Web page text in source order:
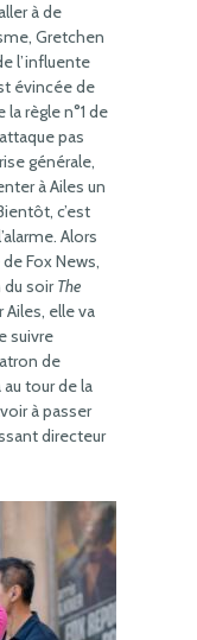
à de
Gretchen
l’influente
évincée de
la règle n°1 de
pas
générale,
à Ailes un
c’est
Alors
Fox News,
du soirThe
Ailes, elle va
suivre
de
tour de la
à passer
directeur